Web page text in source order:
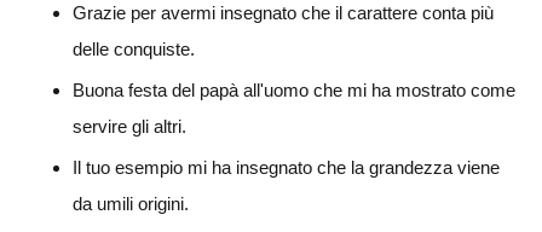
Grazie per avermi insegnato che il carattere conta più
delle conquiste.
Buona festa del papà all'uomo che mi ha mostrato come
servire gli altri.
Il tuo esempio mi ha insegnato che la grandezza viene
da umili origini.